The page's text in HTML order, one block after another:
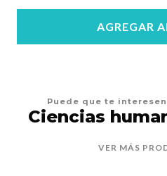
AGREGAR
Puede que te
Ciencias
VER MÁS